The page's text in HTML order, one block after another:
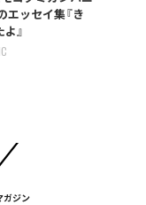
エッセイ集『き
』
ガジン